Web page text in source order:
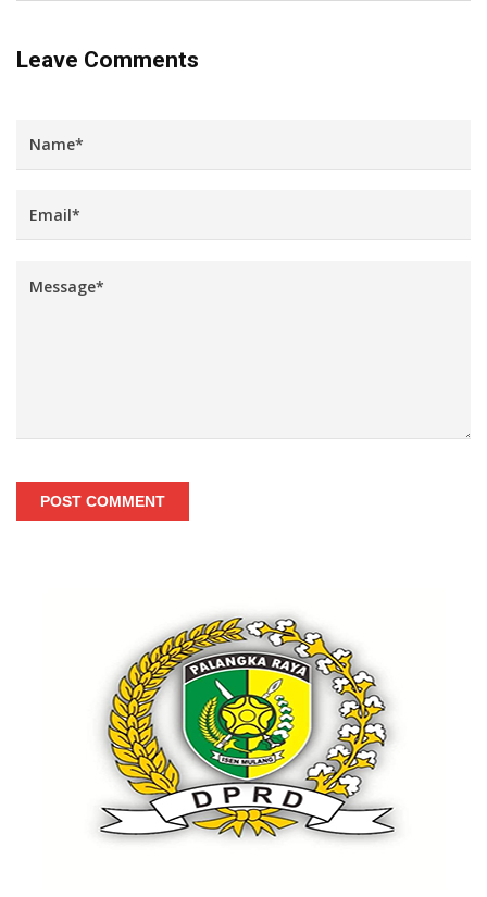
Leave Comments
POST COMMENT